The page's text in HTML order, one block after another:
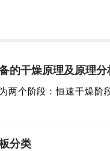
的干燥原理及原理分
两个阶段：恒速干燥阶
分类